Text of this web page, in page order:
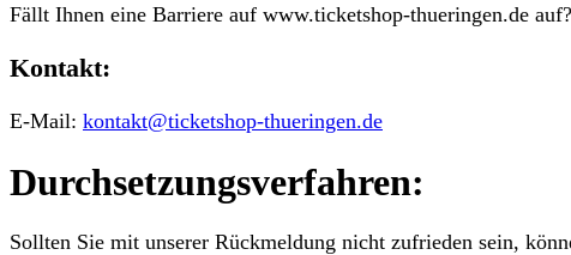
Fällt Ihnen eine Barriere auf www.ticketshop-thueringen.de
Kontakt:
E-Mail: kontakt@ticketshop-thueringen.de
Durchsetzungsverfahren:
Sollten Sie mit unserer Rückmeldung nicht zufrieden sein,